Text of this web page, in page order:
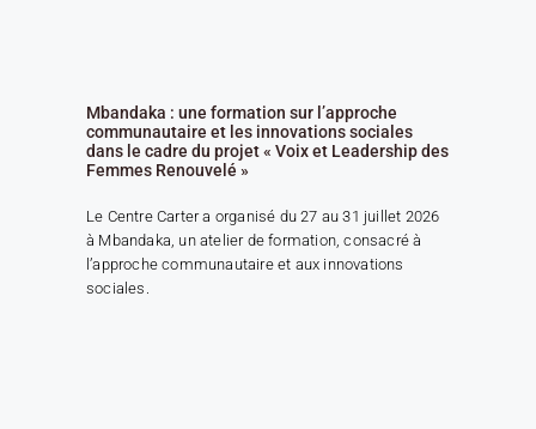
Mbandaka : une formation sur l’approche
communautaire et les innovations sociales
dans le cadre du projet « Voix et Leadership des
Femmes Renouvelé »
Le Centre Carter a organisé du 27 au 31 juillet 2026
à Mbandaka, un atelier de formation, consacré à
l’approche communautaire et aux innovations
sociales.